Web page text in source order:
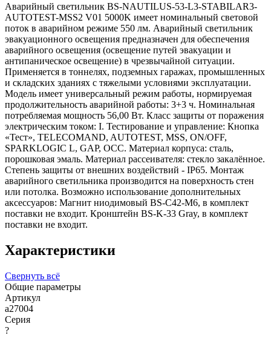
Аварийный светильник BS-NAUTILUS-53-L3-STABILAR3-
AUTOTEST-MSS2 V01 5000K имеет номинальный световой
поток в аварийном режиме 550 лм. Аварийный светильник
эвакуационного освещения предназначен для обеспечения
аварийного освещения (освещение путей эвакуации и
антипаническое освещение) в чрезвычайной ситуации.
Применяется в тоннелях, подземных гаражах, промышленных
и складских зданиях с тяжелыми условиями эксплуатации.
Модель имеет универсальный режим работы, нормируемая
продолжительность аварийной работы: 3+3 ч. Номинальная
потребляемая мощность 56,00 Вт. Класс защиты от поражения
электрическим током: I. Тестирование и управление: Кнопка
«Тест», TELECOMAND, AUTOTEST, MSS, ON/OFF,
SPARKLOGIC L, GAP, OCC. Материал корпуса: сталь,
порошковая эмаль. Материал рассеивателя: стекло закалённое.
Степень защиты от внешних воздействий - IP65. Монтаж
аварийного светильника производится на поверхность стен
или потолка. Возможно использование дополнительных
аксессуаров: Магнит ниодимовый BS-C42-M6, в комплект
поставки не входит. Кронштейн BS-K-33 Gray, в комплект
поставки не входит.
Характеристики
Свернуть всё
Общие параметры
Артикул
a27004
Серия
?